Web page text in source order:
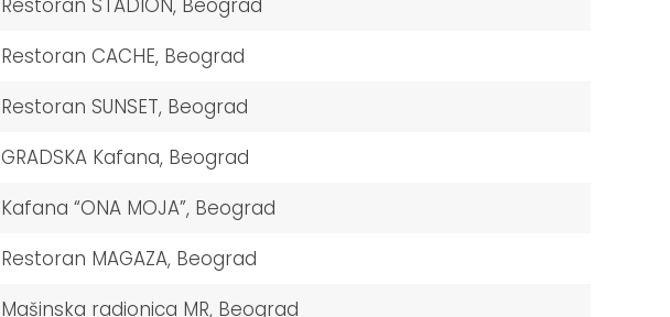
Restoran CACHE, Beograd
Restoran SUNSET, Beograd
GRADSKA Kafana, Beograd
Kafana “ONA MOJA”, Beograd
Restoran MAGAZA, Beograd
Mašinska radionica MR, Beograd